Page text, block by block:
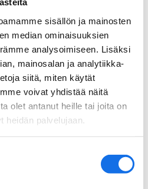
sisällön ja mainosten
median ominaisuuksien
analysoimiseen. Lisäksi
mainosalan ja analytiikka-
siitä, miten käytät
voivat yhdistää näitä
olet antanut heille tai joita on
heidän palvelujaan.